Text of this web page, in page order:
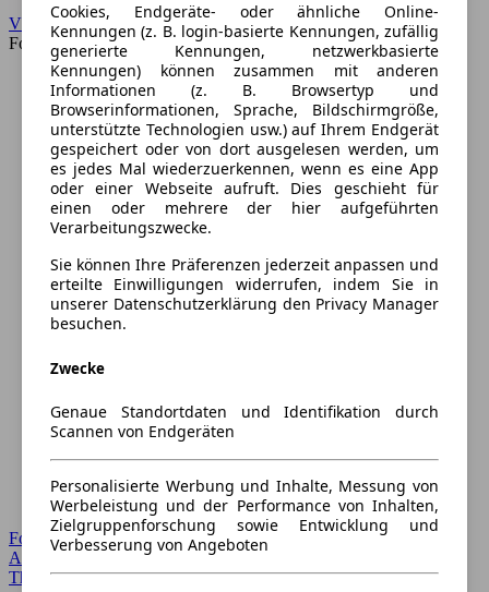
VW
Forum
Forum Startseite
Alle Auto-Foren
Themen-Forum
Cookies, Endgeräte- oder ähnliche Online-
Kennungen (z. B. login-basierte Kennungen, zufällig
generierte Kennungen, netzwerkbasierte
Kennungen) können zusammen mit anderen
Informationen (z. B. Browsertyp und
Browserinformationen, Sprache, Bildschirmgröße,
unterstützte Technologien usw.) auf Ihrem Endgerät
gespeichert oder von dort ausgelesen werden, um
es jedes Mal wiederzuerkennen, wenn es eine App
oder einer Webseite aufruft. Dies geschieht für
einen oder mehrere der hier aufgeführten
Verarbeitungszwecke.
Sie können Ihre Präferenzen jederzeit anpassen und
erteilte Einwilligungen widerrufen, indem Sie in
unserer Datenschutzerklärung den Privacy Manager
besuchen.
Zwecke
Genaue Standortdaten und Identifikation durch
Scannen von Endgeräten
Personalisierte Werbung und Inhalte, Messung von
Werbeleistung und der Performance von Inhalten,
Zielgruppenforschung sowie Entwicklung und
Verbesserung von Angeboten